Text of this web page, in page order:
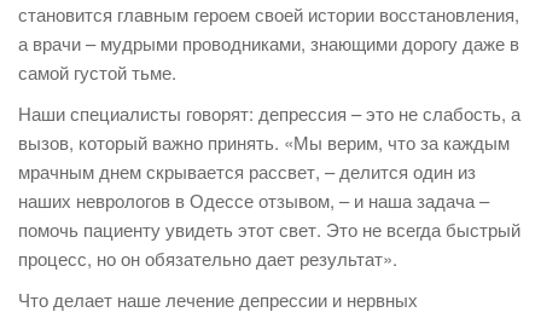
становится главным героем своей истории восстановления,
а врачи – мудрыми проводниками, знающими дорогу даже в
самой густой тьме.
Наши специалисты говорят: депрессия – это не слабость, а
вызов, который важно принять. «Мы верим, что за каждым
мрачным днем скрывается рассвет, – делится один из
наших неврологов в Одессе отзывом, – и наша задача –
помочь пациенту увидеть этот свет. Это не всегда быстрый
процесс, но он обязательно дает результат».
Что делает наше лечение депрессии и нервных